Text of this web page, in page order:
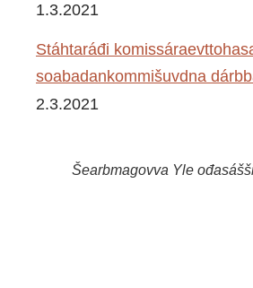
1.3.2021
Stáhtaráđi
soabadankommišuvdna
2.3.2021
Šearbmagovva Yle